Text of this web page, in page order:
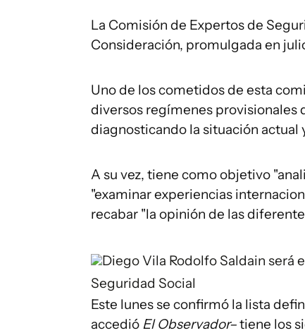
La Comisión de Expertos de
Consideración, promulgada en
Uno de los cometidos de esta
diversos regímenes provisionales
diagnosticando la situación actual
A su vez, tiene como objetivo
"examinar experiencias
recabar "la opinión de las
Diego Vila Rodolfo Saldain será
Seguridad Social
Este lunes se confirmó la lista
accedió El Observador–tiene los